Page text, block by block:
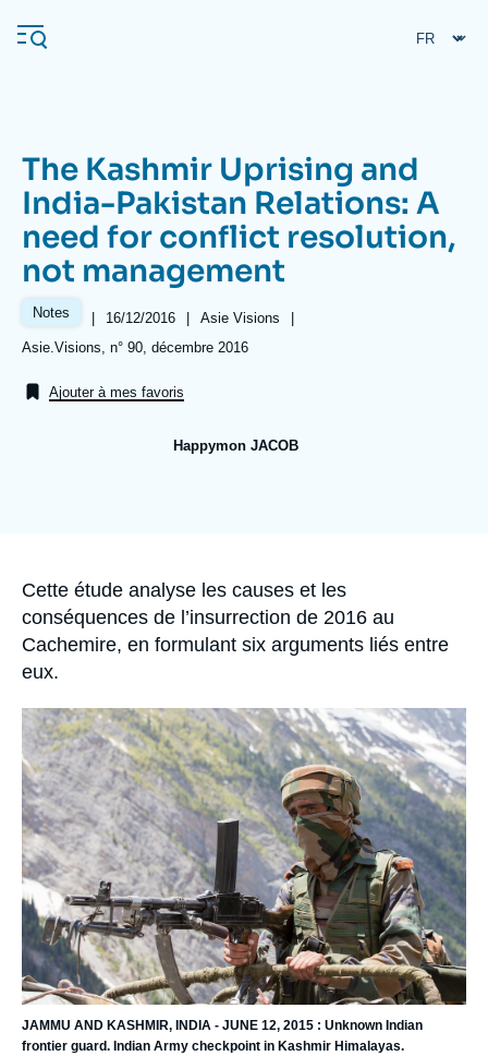
au
contenu
Navigation
principale
L'Ifri
Analyses
Événements
À propos de l'Ifri
L'Ifri en bref
Recherches fréquentes
The Kashmir Uprising and
India-Pakistan Relations: A
need for conflict resolution,
not management
Notes |
Date
de
16/12/2016 |
Référence
taxonomie
Asie Visions
|
Références
Asie.Visions, n° 90, décembre 2016
Ajouter à mes favoris
Happymon JACOB
Accroche
Cette étude analyse les causes et les
conséquences de l’insurrection de 2016 au
Cachemire, en formulant six arguments liés entre
eux.
Image
principale
JAMMU AND KASHMIR, INDIA - JUNE 12, 2015 : Unknown Indian
frontier guard. Indian Army checkpoint in Kashmir Himalayas.